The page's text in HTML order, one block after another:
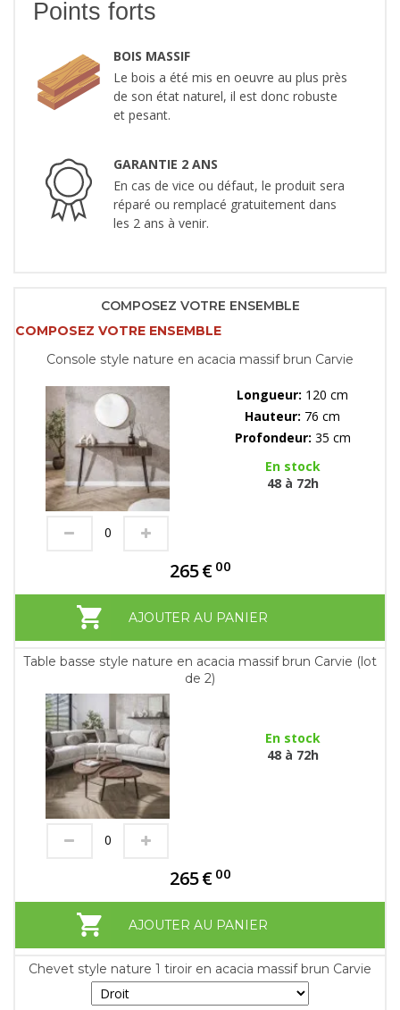
Points forts
BOIS MASSIF
Le bois a été mis en oeuvre au plus près
de son état naturel, il est donc robuste
et pesant.
GARANTIE 2 ANS
En cas de vice ou défaut, le produit sera
réparé ou remplacé gratuitement dans
les 2 ans à venir.
COMPOSEZ VOTRE ENSEMBLE
COMPOSEZ VOTRE ENSEMBLE
Console style nature en acacia massif brun Carvie
Longueur: 120 cm
Hauteur: 76 cm
Profondeur: 35 cm
En stock
48 à 72h
265€ 00
AJOUTER AU PANIER
Table basse style nature en acacia massif brun Carvie (lot
de 2)
En stock
48 à 72h
265€ 00
AJOUTER AU PANIER
Chevet style nature 1 tiroir en acacia massif brun Carvie